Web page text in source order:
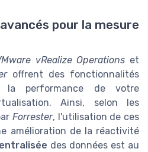
pour la mesure
vRealize Operations et
offrent des fonctionnalités
la performance de votre
Ainsi, selon les
Forrester, l'utilisation de ces
amélioration de la réactivité
des données est au